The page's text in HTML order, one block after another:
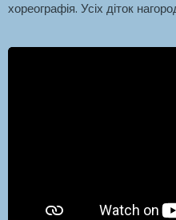
хореографія. Усіх діток